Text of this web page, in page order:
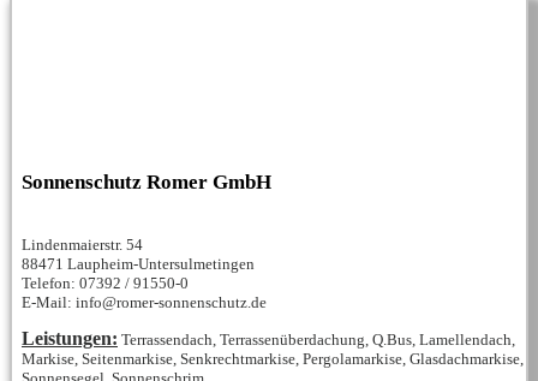
Sonnenschutz Romer GmbH
Lindenmaierstr. 54
88471 Laupheim-Untersulmetingen
Telefon: 07392 / 91550-0
E-Mail: info@romer-sonnenschutz.de
Leistungen: Terrassendach, Terrassenüberdachung, Q.Bus, Lamellendach,
Markise, Seitenmarkise, Senkrechtmarkise, Pergolamarkise, Glasdachmarkise,